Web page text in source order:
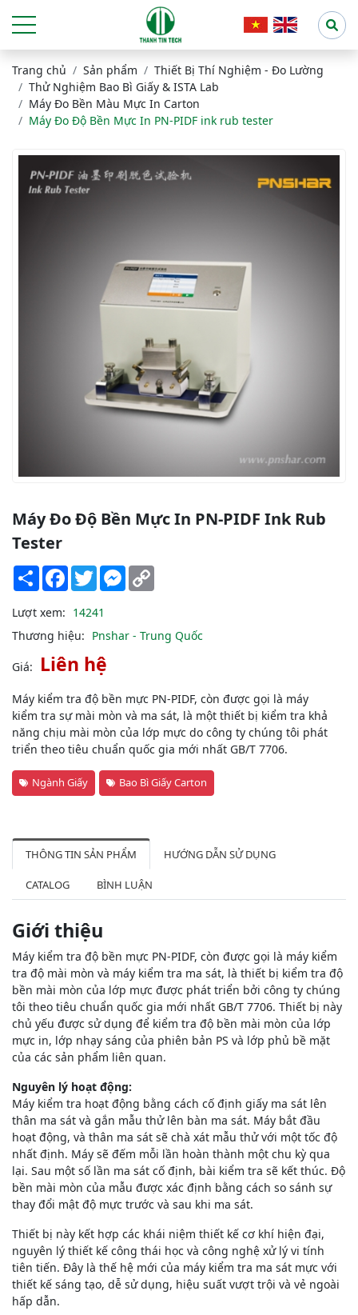
Trang chủ Sản phẩm
Thiết Bị Thí Nghiệm - Đo Lường
Thử Nghiệm Bao Bì Giấy & ISTA Lab
Máy Đo Bền Màu Mực In Carton
Máy Đo Độ Bền Mực In PN-PIDF ink rub tester
Máy Đo Độ Bền Mực In PN-PIDF Ink Rub
Tester
Share Facebook
TwitterMessenger
Lượt xem: 14241
Thương hiệu: Pnshar - Trung Quốc
Giá: Liên hệ
Máy kiểm tra độ bền mực PN-PIDF, còn được gọi là máy
kiểm tra sự mài mòn và ma sát, là một thiết bị kiểm tra khả
năng chịu mài mòn của lớp mực do công ty chúng tôi phát
triển theo tiêu chuẩn quốc gia mới nhất GB/T 7706.
Ngành Giấy Bao Bì Giấy Carton
THÔNG TIN SẢN PHẨM HƯỚNG DẪN SỬ DỤNG
CATALOG BÌNH LUẬN
Giới thiệu
Máy kiểm tra độ bền mực PN-PIDF, còn được gọi là máy kiểm
tra độ mài mòn và máy kiểm tra ma sát, là thiết bị kiểm tra độ
bền mài mòn của lớp mực được phát triển bởi công ty chúng
tôi theo tiêu chuẩn quốc gia mới nhất GB/T 7706. Thiết bị này
chủ yếu được sử dụng để kiểm tra độ bền mài mòn của lớp
mực in, lớp nhạy sáng của phiên bản PS và lớp phủ bề mặt
của các sản phẩm liên quan.
Nguyên lý hoạt động:
Máy kiểm tra hoạt động bằng cách cố định giấy ma sát lên
thân ma sát và gắn mẫu thử lên bàn ma sát. Máy bắt đầu
hoạt động, và thân ma sát sẽ chà xát mẫu thử với một tốc độ
nhất định. Máy sẽ đếm mỗi lần hoàn thành một chu kỳ qua
lại. Sau một số lần ma sát cố định, bài kiểm tra sẽ kết thúc. Độ
bền mài mòn của mẫu được xác định bằng cách so sánh sự
thay đổi mật độ mực trước và sau khi ma sát.
Thiết bị này kết hợp các khái niệm thiết kế cơ khí hiện đại,
nguyên lý thiết kế công thái học và công nghệ xử lý vi tính
tiên tiến. Đây là thế hệ mới của máy kiểm tra ma sát mực với
thiết kế sáng tạo, dễ sử dụng, hiệu suất vượt trội và vẻ ngoài
hấp dẫn.